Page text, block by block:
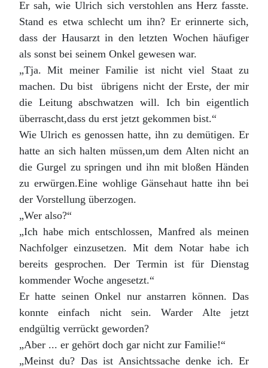
Er sah, wie Ulrich sich verstohlen ans Herz fasste.
Stand es etwa schlecht um ihn? Er erinnerte sich,
dass der Hausarzt in den letzten Wochen häufiger
als sonst bei seinem Onkel gewesen war.
„Tja. Mit meiner Familie ist nicht viel Staat zu
machen. Du bist übrigens nicht der Erste, der mir
die Leitung abschwatzen will. Ich bin eigentlich
überrascht,dass du erst jetzt gekommen bist.“
Wie Ulrich es genossen hatte, ihn zu demütigen. Er
hatte an sich halten müssen,um dem Alten nicht an
die Gurgel zu springen und ihn mit bloßen Händen
zu erwürgen.Eine wohlige Gänsehaut hatte ihn bei
der Vorstellung überzogen.
„Wer also?“
„Ich habe mich entschlossen, Manfred als meinen
Nachfolger einzusetzen. Mit dem Notar habe ich
bereits gesprochen. Der Termin ist für Dienstag
kommender Woche angesetzt.“
Er hatte seinen Onkel nur anstarren können. Das
konnte einfach nicht sein. Warder Alte jetzt
endgültig verrückt geworden?
„Aber ... er gehört doch gar nicht zur Familie!“
„Meinst du? Das ist Ansichtssache denke ich. Er